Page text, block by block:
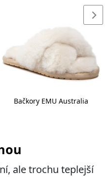
Bačkory EMU Australia
ale trochu teplejší